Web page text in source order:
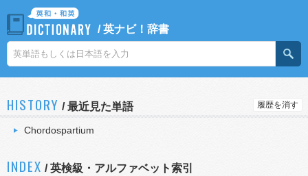
/英ナビ！辞書
HISTORY /最近見た単語 履歴を消す
Chordospartium
INDEX / 英検級・アルファベット索引